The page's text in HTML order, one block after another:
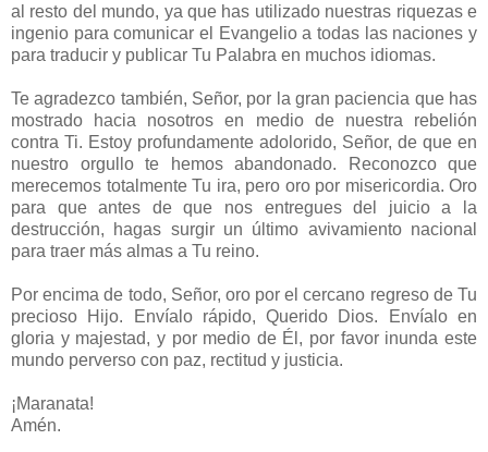
al resto del mundo, ya que has utilizado nuestras riquezas e
ingenio para comunicar el Evangelio a todas las naciones y
para traducir y publicar Tu Palabra en muchos idiomas.
Te agradezco también, Señor, por la gran paciencia que has
mostrado hacia nosotros en medio de nuestra rebelión
contra Ti. Estoy profundamente adolorido, Señor, de que en
nuestro orgullo te hemos abandonado. Reconozco que
merecemos totalmente Tu ira, pero oro por misericordia. Oro
para que antes de que nos entregues del juicio a la
destrucción, hagas surgir un último avivamiento nacional
para traer más almas a Tu reino.
Por encima de todo, Señor, oro por el cercano regreso de Tu
precioso Hijo. Envíalo rápido, Querido Dios. Envíalo en
gloria y majestad, y por medio de Él, por favor inunda este
mundo perverso con paz, rectitud y justicia.
¡Maranata!
Amén.